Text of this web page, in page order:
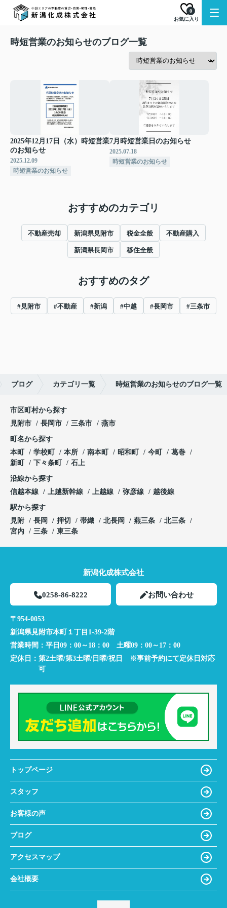
お気に入り
0
時短営業のお知らせのブログ一覧
2025年12月17日（水）時短営業
のお知らせ
2025.12.09
時短営業のお知らせ
7月時短営業日のお知らせ
2025.07.18
時短営業のお知らせ
おすすめのカテゴリ
不動産売却 新潟県見附市 税金全般 不動産購入
新潟県長岡市 移住全般
おすすめのタグ
#見附市 #不動産 #新潟 #中越 #長岡市 #三条市
ブログ カテゴリ一覧 時短営業のお知らせのブログ一覧
市区町村から探す
見附市
長岡市 三条市 燕市
町名から探す
本町
学校町 本所 南本町 昭和町 今町
葛巻
新町
下々条町 石上
沿線から探す
信越本線
上越新幹線 上越線 弥彦線 越後線
駅から探す
見附
長岡 押切 帯織 北長岡 燕三条
北三条
宮内
三条 東三条
新潟化成株式会社
0258-86-8222 お問い合わせ
〒954-0053
新潟県見附市本町１丁目1-39-2階
営業時間： 平日09：00～18：00 土曜09：00～17：00
定休日： 第2土曜/第3土曜/日曜/祝日 ※事前予約にて定休日対応
可
トップページ
スタッフ
お客様の声
ブログ
アクセスマップ
会社概要